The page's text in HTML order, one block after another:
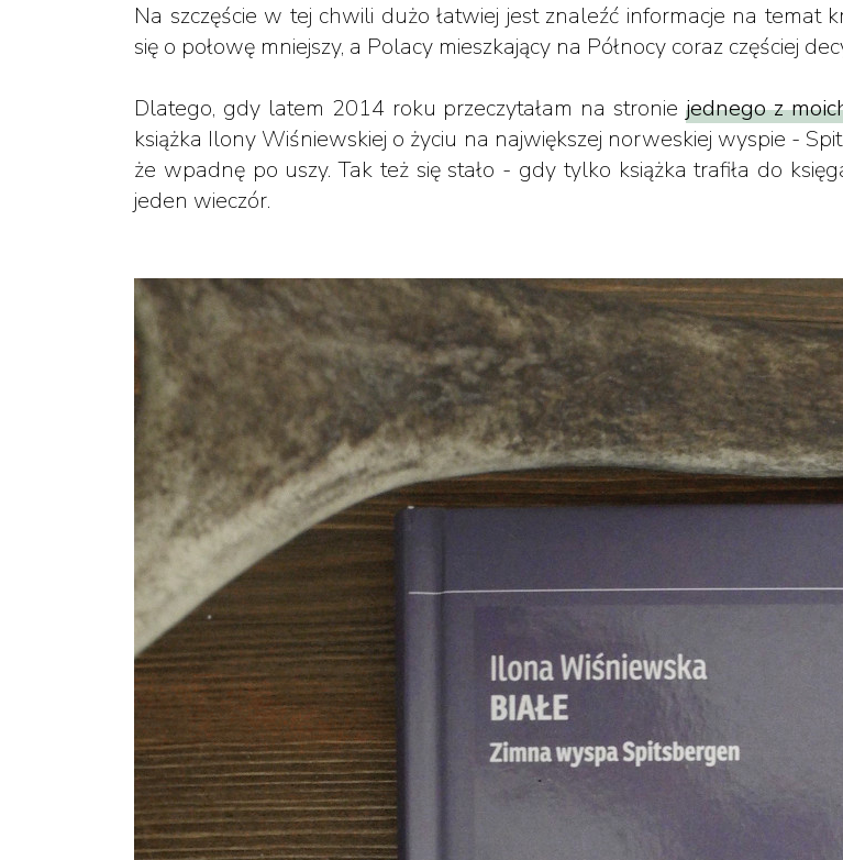
Na szczęście w tej chwili dużo łatwiej jest znaleźć informacje na temat
się o połowę mniejszy, a Polacy mieszkający na Północy coraz częściej
Dlatego, gdy latem 2014 roku przeczytałam na stronie jednego z
książka Ilony Wiśniewskiej o życiu na największej norweskiej wyspie -
że wpadnę po uszy. Tak też się stało - gdy tylko książka trafiła do
jeden wieczór.